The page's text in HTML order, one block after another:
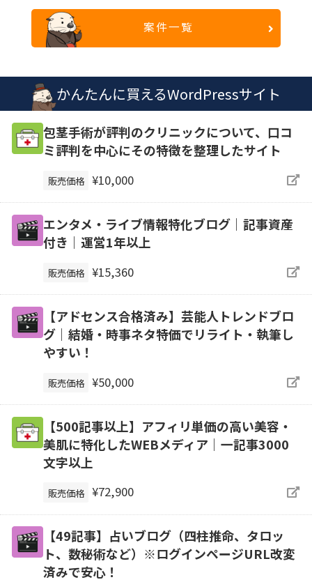
案件一覧
かんたんに買えるWordPressサイト
包茎手術が評判のクリニックについて、口コ
ミ評判を中心にその特徴を整理したサイト
販売価格 ¥10,000
エンタメ・ライブ情報特化ブログ｜記事資産
付き｜運営1年以上
販売価格 ¥15,360
【アドセンス合格済み】芸能人トレンドブロ
グ｜結婚・時事ネタ特価でリライト・執筆し
やすい！
販売価格 ¥50,000
【500記事以上】アフィリ単価の高い美容・
美肌に特化したWEBメディア｜一記事3000
文字以上
販売価格 ¥72,900
【49記事】占いブログ（四柱推命、タロッ
ト、数秘術など）※ログインページURL改変
済みで安心！